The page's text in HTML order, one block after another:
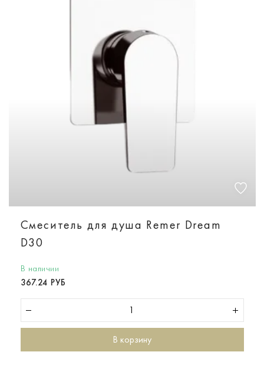
Смеситель для душа Remer Dream
D30
В наличии
367.24 РУБ
В корзину